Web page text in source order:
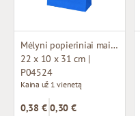
Mėlyni popieriniai maišeliai su susuktomis rankenomis
22 x 10 x 31 cm |
P04524
Kaina už 1 vienetą
0,38 € 0,30 €